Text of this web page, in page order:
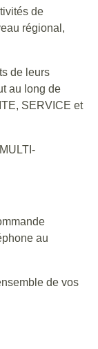
de
régional,
de leurs
au long de
SERVICE et
au
de vos